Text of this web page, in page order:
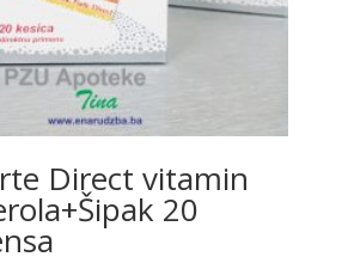
Direct vitamin
20